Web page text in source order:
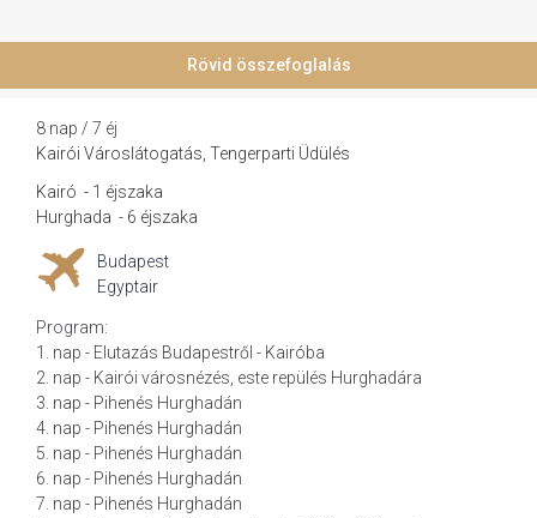
Rövid összefoglalás
8 nap / 7 éj
Kairói Városlátogatás, Tengerparti Üdülés
Kairó - 1 éjszaka
Hurghada - 6 éjszaka
Budapest
Egyptair
Program:
1. nap - Elutazás Budapestről - Kairóba
2. nap - Kairói városnézés, este repülés Hurghadára
3. nap - Pihenés Hurghadán
4. nap - Pihenés Hurghadán
5. nap - Pihenés Hurghadán
6. nap - Pihenés Hurghadán
7. nap - Pihenés Hurghadán